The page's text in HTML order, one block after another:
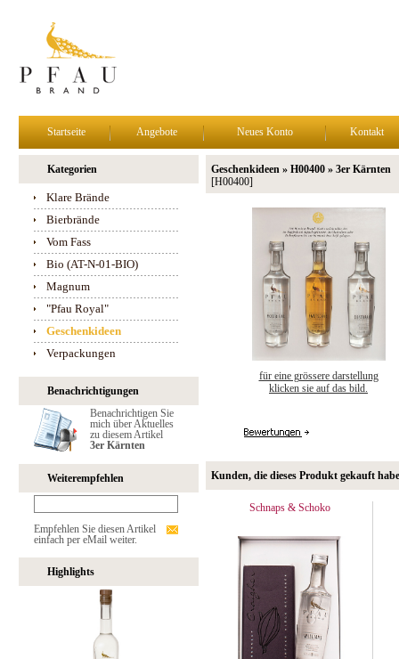
Startseite Angebote Neues Konto Kontakt
Kategorien
Klare Brände
Bierbrände
Vom Fass
Bio (AT-N-01-BIO)
Magnum
"Pfau Royal"
Geschenkideen
Verpackungen
Benachrichtigungen
Benachrichtigen Sie
mich über Aktuelles
zu diesem Artikel
3er Kärnten
Weiterempfehlen
Empfehlen Sie diesen Artikel
einfach per eMail weiter.
Highlights
Geschenkideen » H00400 » 3er Kärnten
[H00400]
für eine grössere darstellung
klicken sie auf das bild.
Kunden, die dieses Produkt gekauft
Schnaps & Schoko